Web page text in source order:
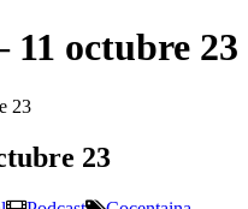
octubre 23
23
23